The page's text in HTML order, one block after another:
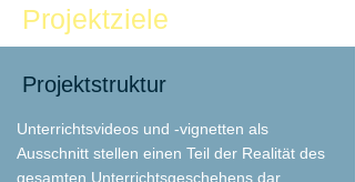
Projektziele
Projektstruktur
Unterrichtsvideos und -vignetten als
Ausschnitt stellen einen Teil der Realität des
gesamten Unterrichtsgeschehens dar